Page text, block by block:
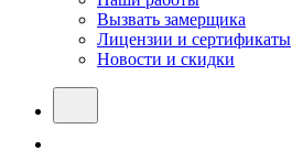
Вызвать замерщика
Лицензии и сертификаты
Новости и скидки